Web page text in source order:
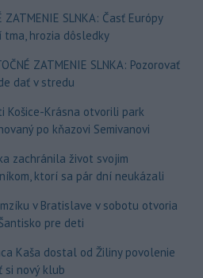
ZATMENIE SLNKA: Časť Európy
tma, hrozia dôsledky
ZATMENIE SLNKA: Pozorovať
dať v stredu
Košice-Krásna otvorili park
po kňazovi Semivanovi
zachránila život svojim
ktorí sa pár dní neukázali
v Bratislave v sobotu otvoria
pre deti
Kaša dostal od Žiliny povolenie
si nový klub